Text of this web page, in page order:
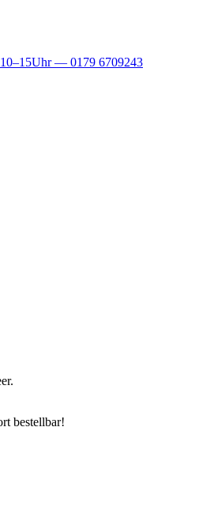
— 0179 6709243
bestellbar!